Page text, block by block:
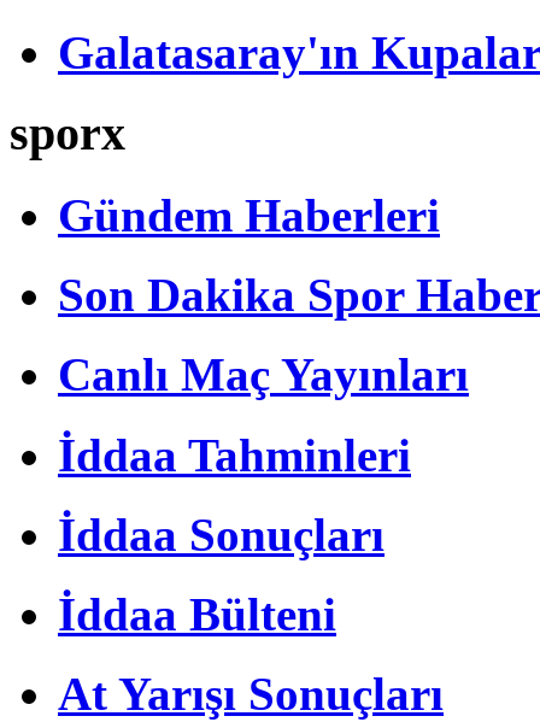
Galatasaray'ın
sporx
Gündem Haberleri
Son Dakika Spor
Canlı Maç Yayınları
İddaa Tahminleri
İddaa Sonuçları
İddaa Bülteni
At Yarışı Sonuçları